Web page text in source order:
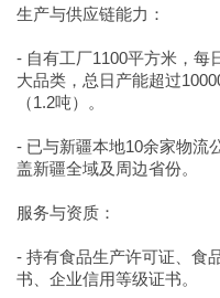
生产与供应链能力：
- 自有工厂1100平方米，每
大品类，总日产能超过
（1.2吨）。
- 已与新疆本地10余家物流
盖新疆全域及周边省份。
服务与资质：
- 持有食品生产许可证、食
书、企业信用等级证书。